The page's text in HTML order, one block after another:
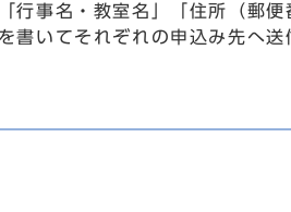
行事名・教室名」「住所（郵便
書いてそれぞれの申込み先へ送